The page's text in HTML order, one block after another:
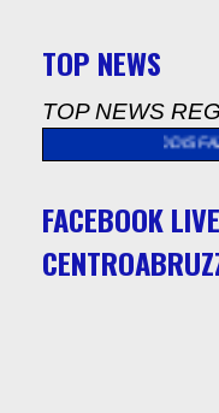
TOP NEWS
TOP NEWS
DELL’
FACEBOOK